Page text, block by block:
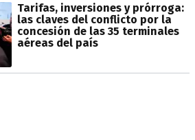
Tarifas, inversiones y prórroga:
las claves del conflicto por la
concesión de las 35 terminales
aéreas del país